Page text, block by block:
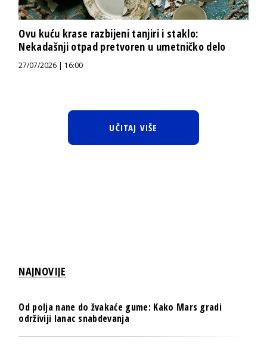
Ovu kuću krase razbijeni tanjiri i staklo:
Nekadašnji otpad pretvoren u umetničko delo
27/07/2026 | 16:00
UČITAJ VIŠE
NAJNOVIJE
Od polja nane do žvakaće gume: Kako Mars gradi
održiviji lanac snabdevanja